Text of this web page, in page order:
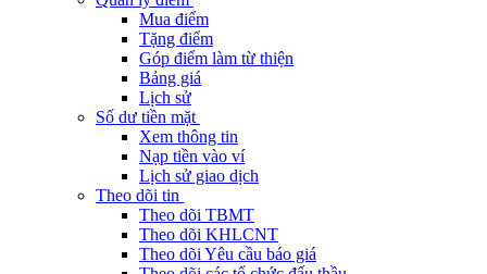
Mua điểm
Tặng điểm
Góp điểm làm từ thiện
Bảng giá
Lịch sử
Số dư tiền mặt
Xem thông tin
Nạp tiền vào ví
Lịch sử giao dịch
Theo dõi tin
Theo dõi TBMT
Theo dõi KHLCNT
Theo dõi Yêu cầu báo giá